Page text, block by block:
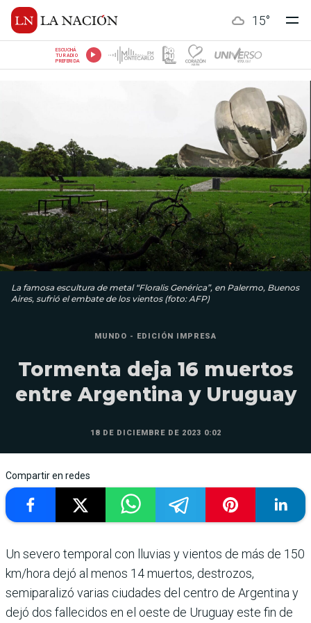
15°
ESCUCHÁ
TU RADIO
PREFERIDA
La famosa escultura de metal “Floralis Genérica”, en Palermo, Buenos
Aires, sufrió el embate de los vientos (foto: AFP)
MUNDO - EDICIÓN IMPRESA
Tormenta deja 16 muertos
entre Argentina y Uruguay
18 DE DICIEMBRE DE 2023 0:02
Compartir en redes
Un severo temporal con lluvias y vientos de más de 150
km/hora dejó al menos 14 muertos, destrozos,
semiparalizó varias ciudades del centro de Argentina y
dejó dos fallecidos en el oeste de Uruguay este fin de